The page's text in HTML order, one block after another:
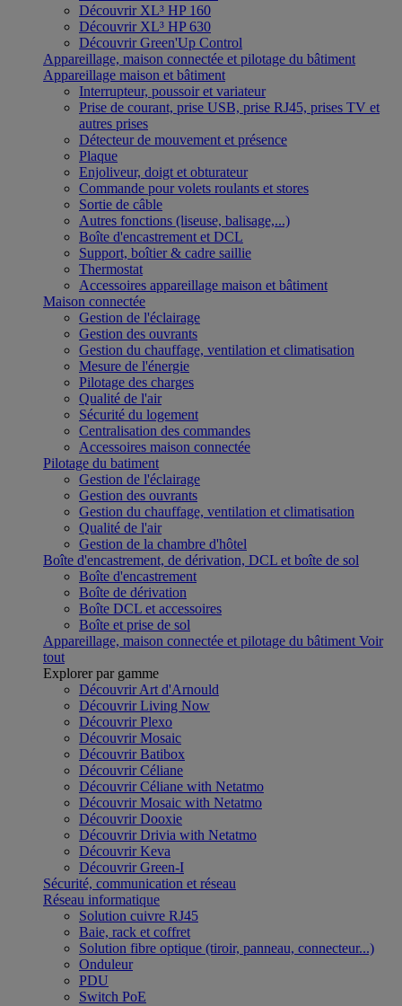
Découvrir XL³ HP 160
Découvrir XL³ HP 630
Découvrir Green'Up Control
Appareillage, maison connectée et pilotage du bâtiment
Appareillage maison et bâtiment
Interrupteur, poussoir et variateur
Prise de courant, prise USB, prise RJ45, prises TV et
autres prises
Détecteur de mouvement et présence
Plaque
Enjoliveur, doigt et obturateur
Commande pour volets roulants et stores
Sortie de câble
Autres fonctions (liseuse, balisage,...)
Boîte d'encastrement et DCL
Support, boîtier & cadre saillie
Thermostat
Accessoires appareillage maison et bâtiment
Maison connectée
Gestion de l'éclairage
Gestion des ouvrants
Gestion du chauffage, ventilation et climatisation
Mesure de l'énergie
Pilotage des charges
Qualité de l'air
Sécurité du logement
Centralisation des commandes
Accessoires maison connectée
Pilotage du batiment
Gestion de l'éclairage
Gestion des ouvrants
Gestion du chauffage, ventilation et climatisation
Qualité de l'air
Gestion de la chambre d'hôtel
Boîte d'encastrement, de dérivation, DCL et boîte de sol
Boîte d'encastrement
Boîte de dérivation
Boîte DCL et accessoires
Boîte et prise de sol
Appareillage, maison connectée et pilotage du bâtiment Voir
tout
Explorer par gamme
Découvrir Art d'Arnould
Découvrir Living Now
Découvrir Plexo
Découvrir Mosaic
Découvrir Batibox
Découvrir Céliane
Découvrir Céliane with Netatmo
Découvrir Mosaic with Netatmo
Découvrir Dooxie
Découvrir Drivia with Netatmo
Découvrir Keva
Découvrir Green-I
Sécurité, communication et réseau
Réseau informatique
Solution cuivre RJ45
Baie, rack et coffret
Solution fibre optique (tiroir, panneau, connecteur...)
Onduleur
PDU
Switch PoE